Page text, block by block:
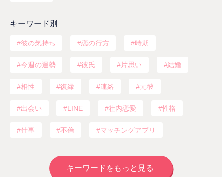
キーワード別
彼の気持ち 恋の行方 時期
今週の運勢 彼氏 片思い 結婚
相性 復縁 連絡 元彼
出会い LINE 社内恋愛 性格
仕事 不倫 マッチングアプリ
キーワードをもっと見る